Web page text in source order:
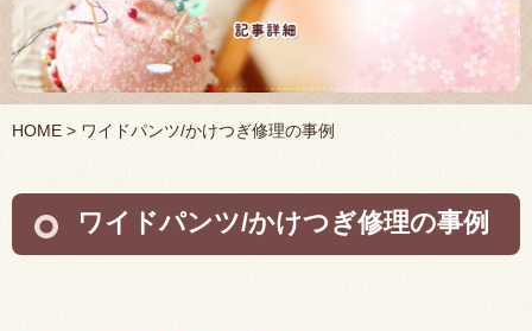
HOME > ワイドパンツ/かけつぎ修理の事例
ワイドパンツ/かけつぎ修理の事例